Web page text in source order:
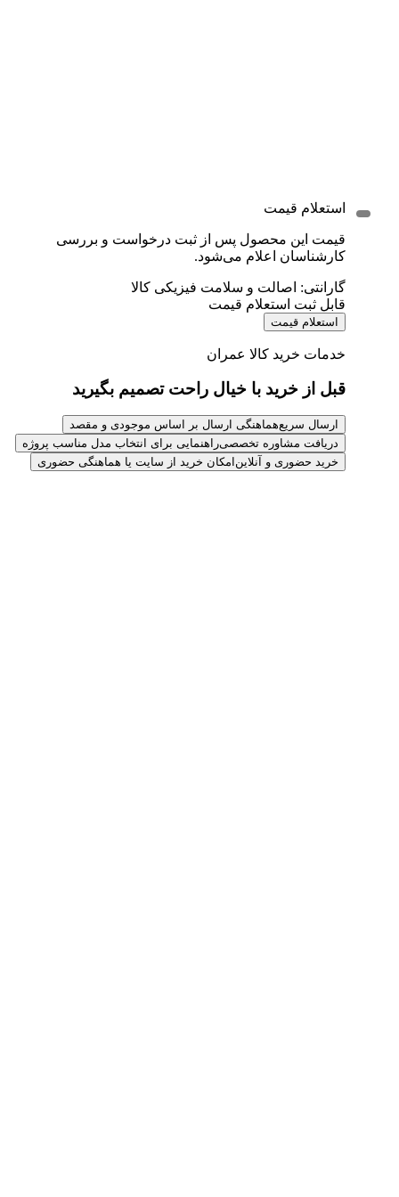
استعلام قیمت
قیمت این محصول پس از ثبت درخواست و بررسی
کارشناسان اعلام می‌شود.
گارانتی: اصالت و سلامت فیزیکی کالا
قابل ثبت استعلام قیمت
استعلام قیمت
خدمات خرید کالا عمران
قبل از خرید با خیال راحت تصمیم بگیرید
ارسال سریعهماهنگی ارسال بر اساس موجودی و مقصد
دریافت مشاوره تخصصیراهنمایی برای انتخاب مدل مناسب پروژه
خرید حضوری و آنلاین امکان خرید از سایت یا هماهنگی حضوری